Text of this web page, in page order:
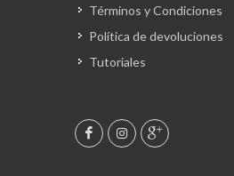
Términos y Condiciones
Política de devoluciones
Tutoriales